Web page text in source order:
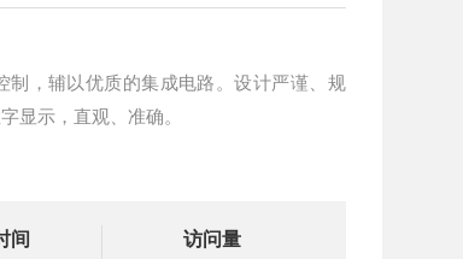
，辅以优质的集成电路。设计严谨、规
显示，直观、准确。
间 访问量